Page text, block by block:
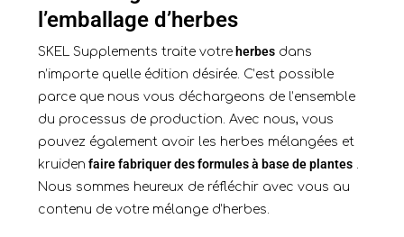
l’emballage d’herbes
SKEL Supplements traite votreherbesdans
n’importe quelle édition désirée. C’est possible
parce que nous vous déchargeons de l’ensemble
du processus de production. Avec nous, vous
pouvez également avoir les herbes mélangées et
kruiden faire fabriquer des formules à base de plantes.
Nous sommes heureux de réfléchir avec vous au
contenu de votre mélange d’herbes.